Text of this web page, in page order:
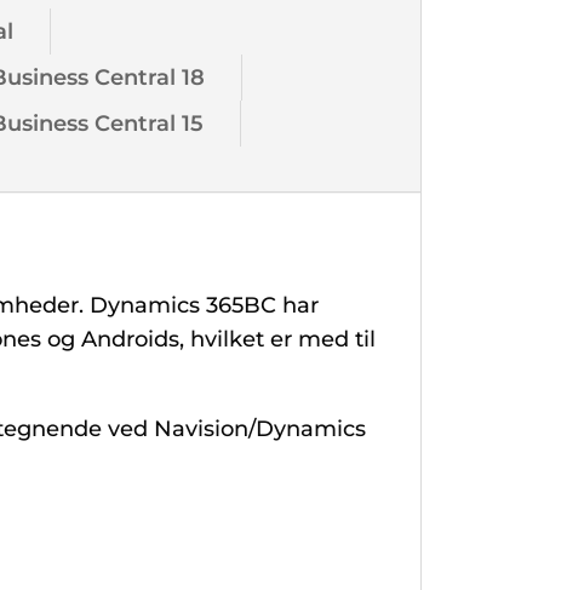
Central 18
Central 15
Dynamics 365BC har
og Androids, hvilket er med til
ved Navision/Dynamics